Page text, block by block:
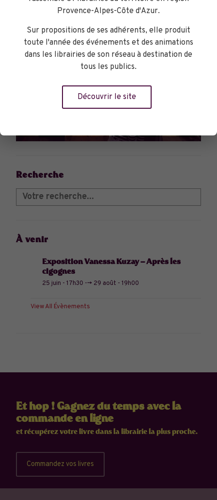
Recherche
À venir
Exposition Vanessa Kuzay – Après les
cigognes
25 juin - 17h30 --> 29 août - 19h00
View All Évènements
Et hop ! Gagnez du temps avec la
commande en ligne
et récupérez votre livre dans la librairie la plus proche.
Commandez vos livres
Provence-Alpes-Côte d'Azur.
Sur propositions de ses adhérents, elle produit
toute l'année des événements et des animations
dans les librairies de son réseau à destination de
tous les publics.
Découvrir le site